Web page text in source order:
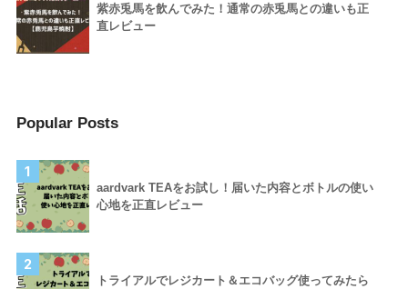
紫赤兎馬を飲んでみた！通常の赤兎馬との違いも正
直レビュー
Popular Posts
1
aardvark TEAをお試し！届いた内容とボトルの使い
心地を正直レビュー
2
トライアルでレジカート＆エコバッグ使ってみたら